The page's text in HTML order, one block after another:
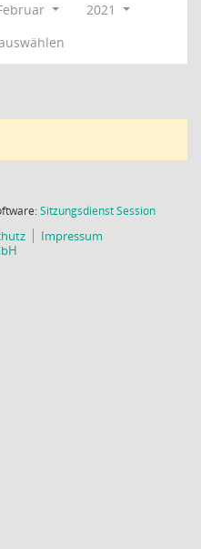
2021
SitzungsdienstSession(Wird in
Impressum